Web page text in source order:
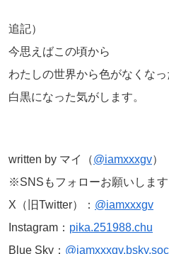
追記）
今思えばこの頃から
わたしの世界から色がなくなっ
白黒になった気がします。
written by マイ（@iamxxxgv）
※SNSもフォローお願いします
X（旧Twitter）： @iamxxxgv
Instagram： pika.251988.chu
Blue Sky：